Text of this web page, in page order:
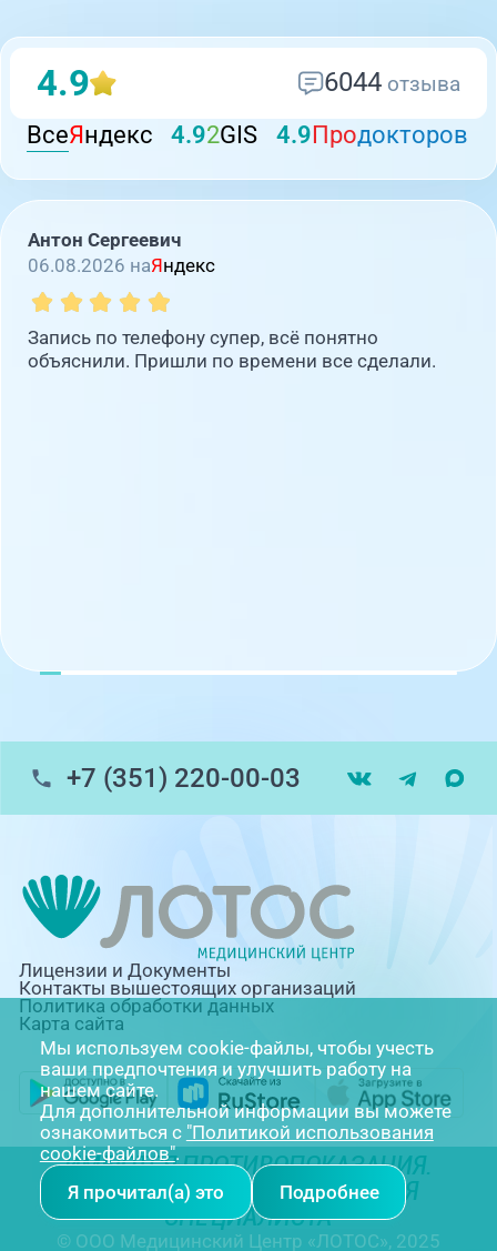
4.9 6044отзыва
ВсеЯндекс 4.92GIS 4.9Продокторов
Антон Сергеевич
06.08.2026 наЯндекс
Запись по телефону супер, всё понятно
объяснили. Пришли по времени все сделали.
+7 (351) 220-00-03
Лицензии и Документы
Контакты вышестоящих организаций
Политика обработки данных
Карта сайта
ИМЕЮТСЯ ПРОТИВОПОКАЗАНИЯ.
НЕОБХОДИМА КОНСУЛЬТАЦИЯ
СПЕЦИАЛИСТА
© ООО Медицинский Центр «ЛОТОС», 2025
Мы используем cookie-файлы, чтобы учесть
ваши предпочтения и улучшить работу на
нашем сайте.
Для дополнительной информации вы можете
ознакомиться с "Политикой использования
cookie-файлов".
Я прочитал(а) это
Подробнее